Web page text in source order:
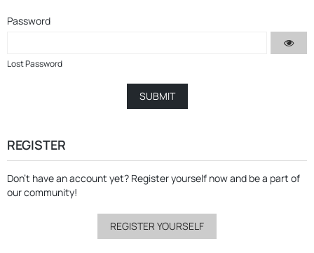
Password
Lost Password
REGISTER
Don’t have an account yet? Register yourself nowand be a part of
our community!
REGISTER YOURSELF